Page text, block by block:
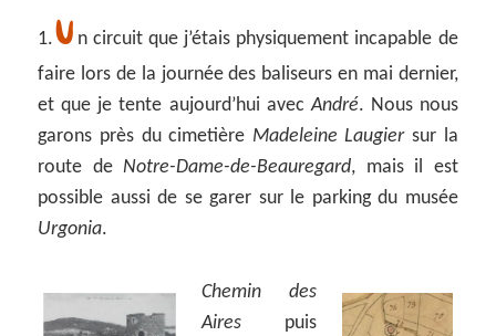
1.U n circuit que j’étais physiquement incapable de
faire lors de la journée des baliseurs en mai dernier,
et que je tente aujourd’hui avecAndré. Nous nous
garons près du cimetière Madeleine Laugiersur la
route deNotre-Dame-de-Beauregard, mais il est
possible aussi de se garer sur le parking du musée
Urgonia.
Chemin des
Aires puis